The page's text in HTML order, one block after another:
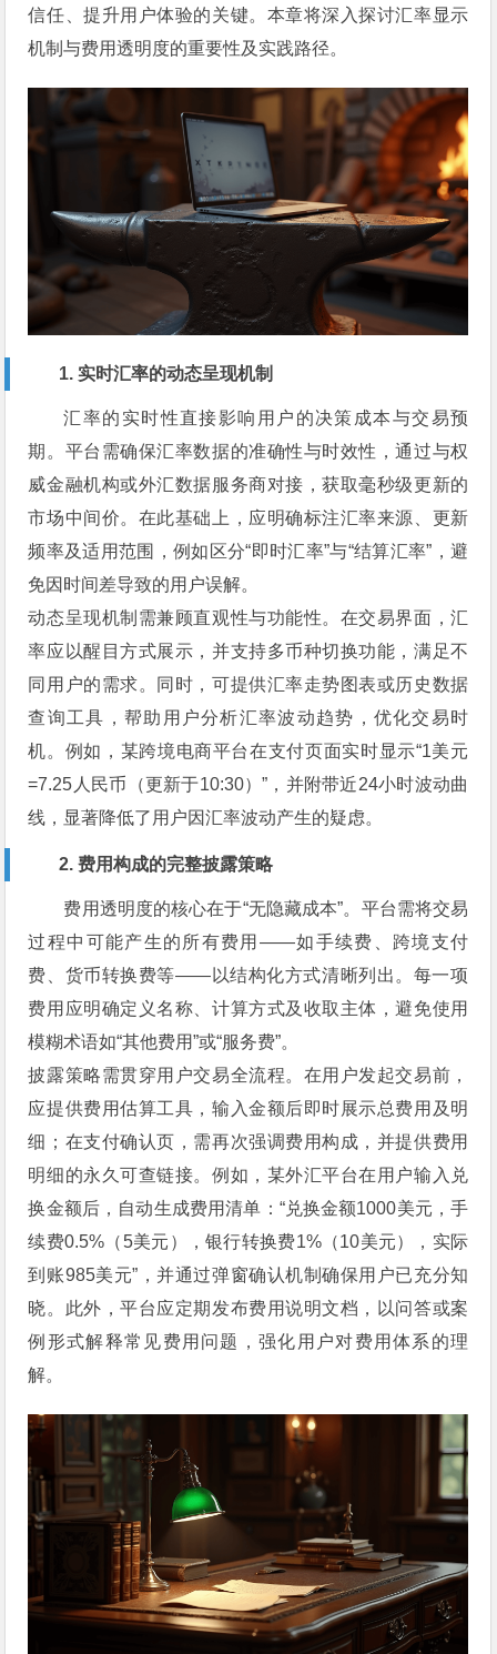
信任、提升用户体验的关键。本章将深入探讨汇率显示
机制与费用透明度的重要性及实践路径。
1. 实时汇率的动态呈现机制
汇率的实时性直接影响用户的决策成本与交易预
期。平台需确保汇率数据的准确性与时效性，通过与权
威金融机构或外汇数据服务商对接，获取毫秒级更新的
市场中间价。在此基础上，应明确标注汇率来源、更新
频率及适用范围，例如区分“即时汇率”与“结算汇率”，避
免因时间差导致的用户误解。
动态呈现机制需兼顾直观性与功能性。在交易界面，汇
率应以醒目方式展示，并支持多币种切换功能，满足不
同用户的需求。同时，可提供汇率走势图表或历史数据
查询工具，帮助用户分析汇率波动趋势，优化交易时
机。例如，某跨境电商平台在支付页面实时显示“1美元
=7.25人民币（更新于10:30）”，并附带近24小时波动曲
线，显著降低了用户因汇率波动产生的疑虑。
2. 费用构成的完整披露策略
费用透明度的核心在于“无隐藏成本”。平台需将交易
过程中可能产生的所有费用——如手续费、跨境支付
费、货币转换费等——以结构化方式清晰列出。每一项
费用应明确定义名称、计算方式及收取主体，避免使用
模糊术语如“其他费用”或“服务费”。
披露策略需贯穿用户交易全流程。在用户发起交易前，
应提供费用估算工具，输入金额后即时展示总费用及明
细；在支付确认页，需再次强调费用构成，并提供费用
明细的永久可查链接。例如，某外汇平台在用户输入兑
换金额后，自动生成费用清单：“兑换金额1000美元，手
续费0.5%（5美元），银行转换费1%（10美元），实际
到账985美元”，并通过弹窗确认机制确保用户已充分知
晓。此外，平台应定期发布费用说明文档，以问答或案
例形式解释常见费用问题，强化用户对费用体系的理
解。